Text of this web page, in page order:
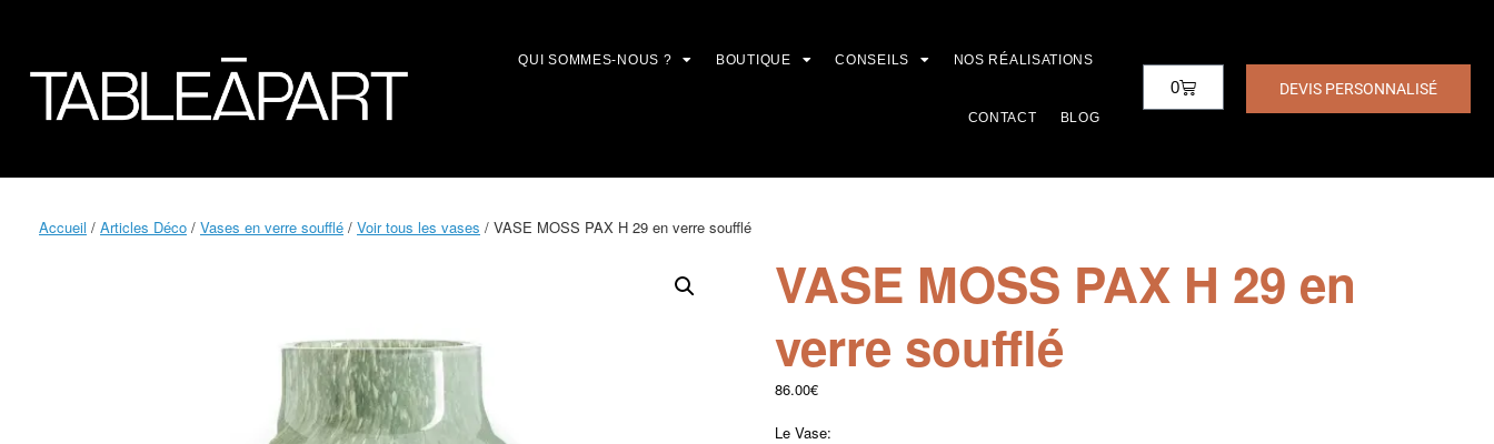
QUI SOMMES-NOUS ? BOUTIQUE CONSEILS NOS RÉALISATIONS
CONTACT BLOG
0 DEVIS PERSONNALISÉ
Accueil / Articles Déco / Vases en verre soufflé / Voir tous les vases / VASE MOSS PAX H 29 en verre soufflé
VASE MOSS PAX H 29 en
verre soufflé
86.00€
Le Vase: